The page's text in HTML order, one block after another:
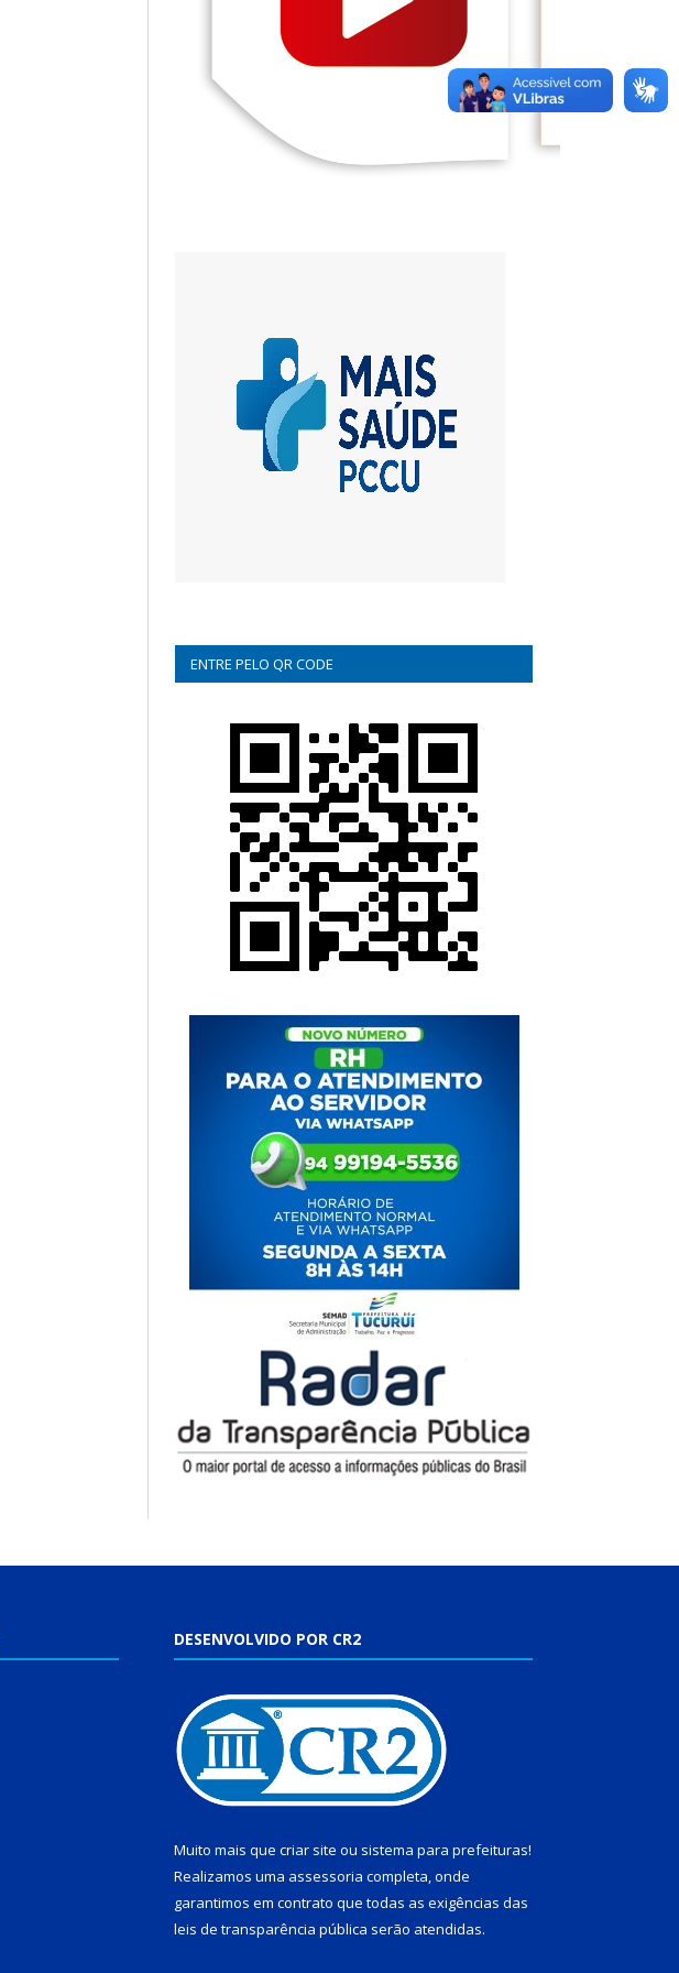
ENTRE PELO QR CODE
DESENVOLVIDO POR CR2
Muito mais que criar site ou sistema para prefeituras!
Realizamos uma assessoria completa, onde
garantimos em contrato que todas as exigências das
leis de transparência pública serão atendidas.